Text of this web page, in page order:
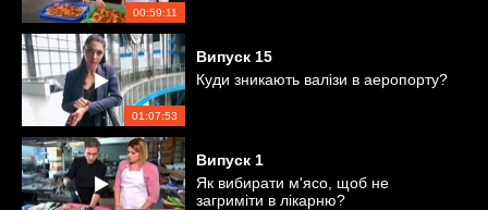
00:59:11
01:07:53
Випуск 15
Куди зникають валізи в аеропорту?
Випуск 1
Як вибирати м'ясо, щоб не
загриміти в лікарню?